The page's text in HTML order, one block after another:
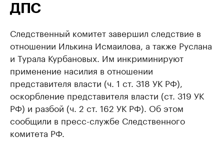
ДПС
Следственный комитет завершил следствие в
отношении Илькина Исмаилова, а также Руслана
и Турала Курбановых. Им инкриминируют
применение насилия в отношении
представителя власти (ч. 1 ст. 318 УК РФ),
оскорбление представителя власти (ст. 319 УК
РФ) и разбой (ч. 2 ст. 162 УК РФ). Об этом
сообщили в пресс-службе Следственного
комитета РФ.